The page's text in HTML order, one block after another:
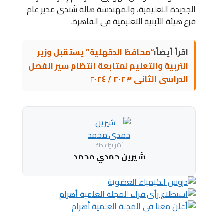
الجديدة التعليمية، والمهندسة هالة شندى مدير عام
فرع هيئة الأبنية التعليمية فى القاهرة.
اقرأ أيضاً:“محافظ الدقهلية” يستقبل وزير
التربية والتعليم لمتابعة انتظام سير الفصل
الدراسى الثانى ٢٠٢٣ / ٢٠٢٤
نُشر بواسطة
شيرين حمدي محمد